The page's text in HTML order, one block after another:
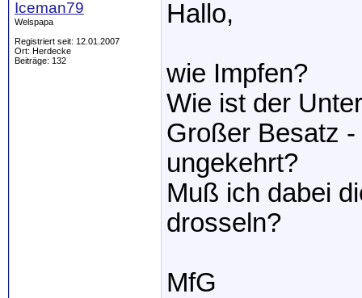
Iceman79
Welspapa
Registriert seit: 12.01.2007
Ort: Herdecke
Beiträge: 132
Hallo,
wie Impfen?
Wie ist der
Großer Besatz
ungekehrt?
Muß ich dabei
drosseln?
MfG